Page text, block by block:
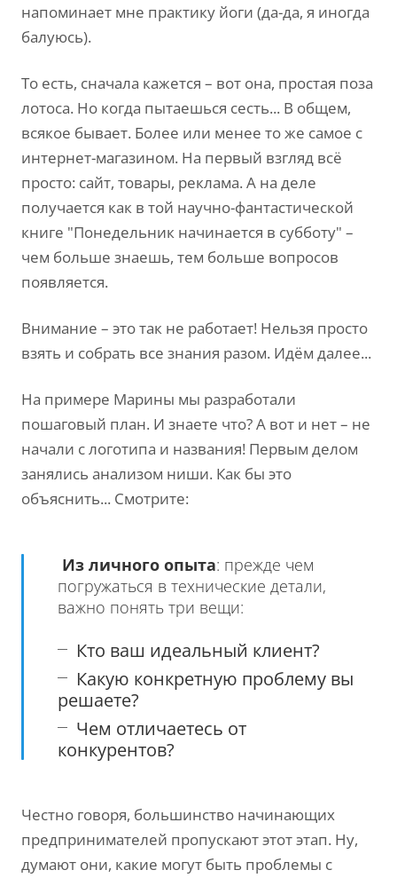
напоминает мне практику йоги (да-да, я иногда
балуюсь).
То есть, сначала кажется – вот она, простая поза
лотоса. Но когда пытаешься сесть... В общем,
всякое бывает. Более или менее то же самое с
интернет-магазином. На первый взгляд всё
просто: сайт, товары, реклама. А на деле
получается как в той научно-фантастической
книге "Понедельник начинается в субботу" –
чем больше знаешь, тем больше вопросов
появляется.
Внимание – это так не работает! Нельзя просто
взять и собрать все знания разом. Идём далее...
На примере Марины мы разработали
пошаговый план. И знаете что? А вот и нет – не
начали с логотипа и названия! Первым делом
занялись анализом ниши. Как бы это
объяснить... Смотрите:
Из личного опыта: прежде чем
погружаться в технические детали,
важно понять три вещи:
Кто ваш идеальный клиент?
Какую конкретную проблему вы
решаете?
Чем отличаетесь от
конкурентов?
Честно говоря, большинство начинающих
предпринимателей пропускают этот этап. Ну,
думают они, какие могут быть проблемы с